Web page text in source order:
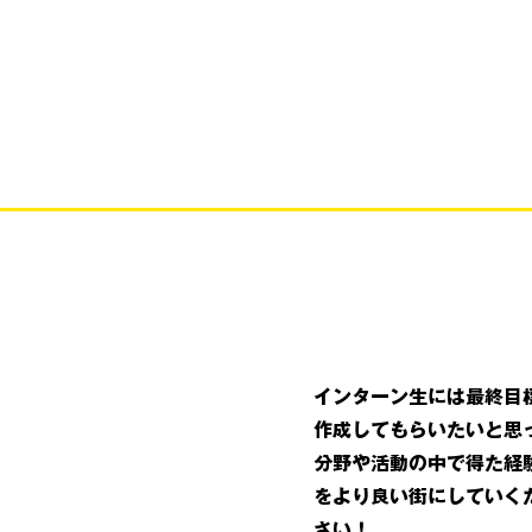
インターン生には最終目
作成してもらいたいと思
分野や活動の中で得た経
をより良い街にしていく